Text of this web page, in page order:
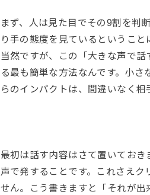
まず、人は見た目でその9割を判
り手の態度を見ているというこ
当然ですが、この「大きな声で
る最も簡単な方法なんです。小
らのインパクトは、間違いなく
最初は話す内容はさて置いてお
声で発することです。これさえ
せん。こう書きますと「それが